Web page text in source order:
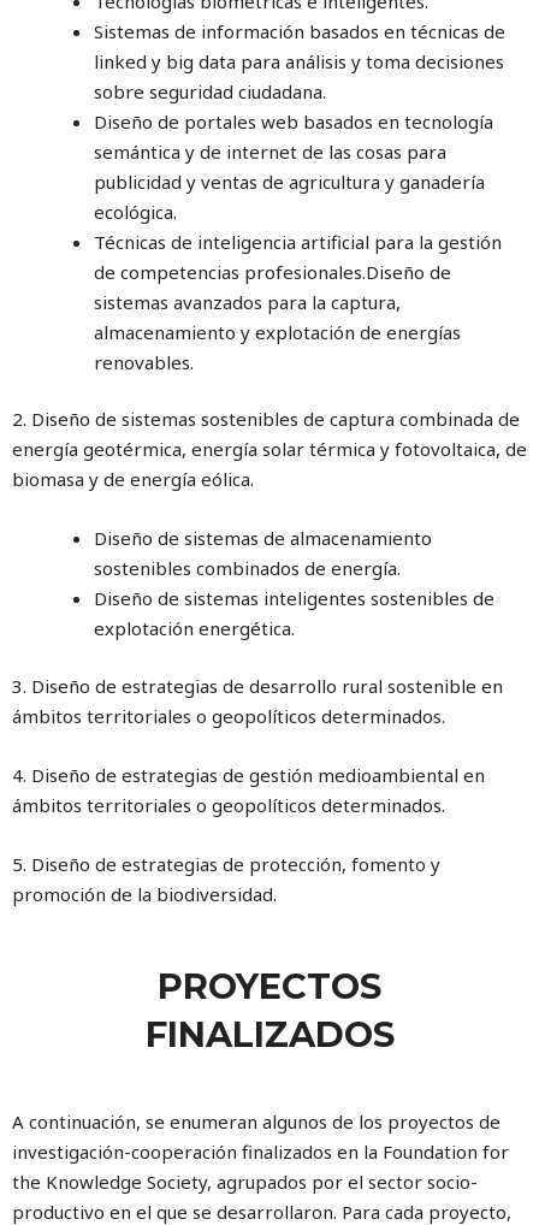
Sistemas de información basados en técnicas de
linked y big data para análisis y toma decisiones
sobre seguridad ciudadana.
Diseño de portales web basados en tecnología
semántica y de internet de las cosas para
publicidad y ventas de agricultura y ganadería
ecológica.
Técnicas de inteligencia artificial para la gestión
de competencias profesionales.Diseño de
sistemas avanzados para la captura,
almacenamiento y explotación de energías
renovables.
2. Diseño de sistemas sostenibles de captura combinada de
energía geotérmica, energía solar térmica y fotovoltaica, de
biomasa y de energía eólica.
Diseño de sistemas de almacenamiento
sostenibles combinados de energía.
Diseño de sistemas inteligentes sostenibles de
explotación energética.
3. Diseño de estrategias de desarrollo rural sostenible en
ámbitos territoriales o geopolíticos determinados.
4. Diseño de estrategias de gestión medioambiental en
ámbitos territoriales o geopolíticos determinados.
5. Diseño de estrategias de protección, fomento y
promoción de la biodiversidad.
PROYECTOS
FINALIZADOS
A continuación, se enumeran algunos de los proyectos de
investigación-cooperación finalizados en la Foundation for
the Knowledge Society, agrupados por el sector socio-
productivo en el que se desarrollaron. Para cada proyecto,